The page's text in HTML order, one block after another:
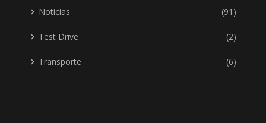
Noticias (91)
Test Drive (2)
Transporte (6)